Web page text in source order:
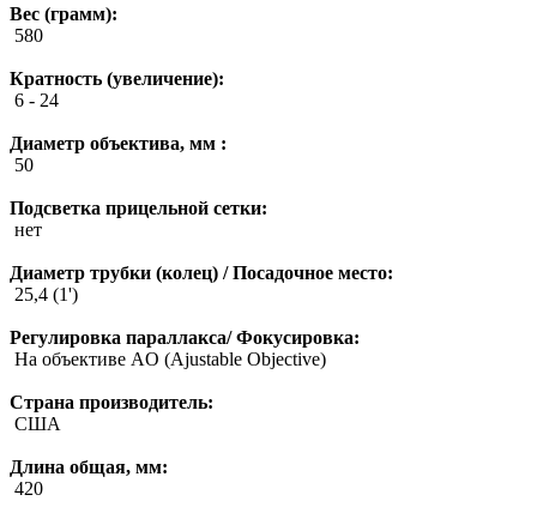
Вес (грамм):
580
Кратность (увеличение):
6 - 24
Диаметр объектива, мм :
50
Подсветка прицельной сетки:
нет
Диаметр трубки (колец) / Посадочное место:
25,4 (1')
Регулировка параллакса/ Фокусировка:
На объективе AO (Ajustable Objective)
Страна производитель:
США
Длина общая, мм:
420